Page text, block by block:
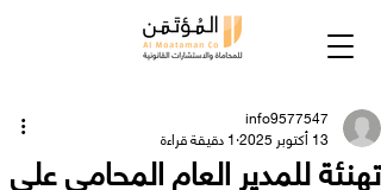
تهنئة للمدير العام المحامي علي
info9577547
13 أكتوبر 2025 1 دقيقة قراءة